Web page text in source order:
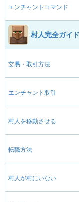
エンチャントコマンド
村人完全ガイド
交易・取引方法
エンチャント取引
村人を移動させる
転職方法
村人が村にいない